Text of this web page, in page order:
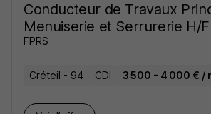
Conducteur de Travaux
Menuiserie et Serrurerie H/F
FPRS
Créteil - 94 CDI 3 500 - 4 000 € /